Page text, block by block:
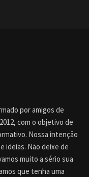
por amigos de
com o objetivo de
Nossa intenção
ideias. Não deixe de
muito a sério sua
que tenha uma